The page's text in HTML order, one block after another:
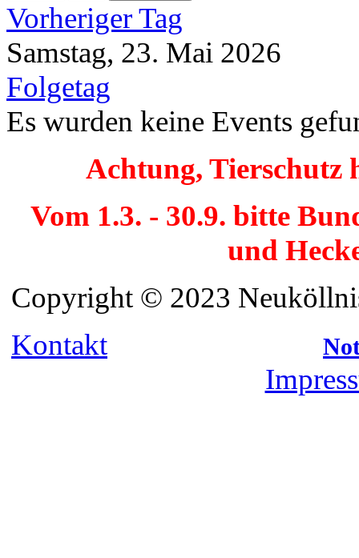
Vorheriger Tag
Samstag, 23. Mai 2026
Folgetag
Es wurden keine Events
Achtung, Tierschutz
Vom 1.3. - 30.9. bitte
und
Copyright © 2023
Kontakt